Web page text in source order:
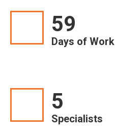
60
Days of Work
5
Specialists